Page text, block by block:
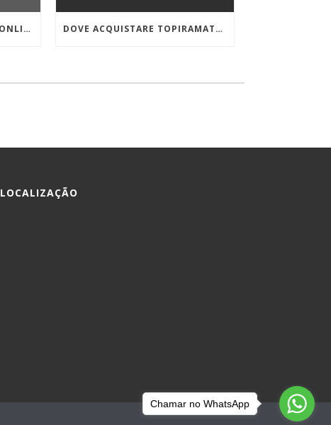
ORDINARE VIIBRYD 40 MG ONLINE A BASSO COSTO DOVE ACQUISTARE TOPIRAMATE IN EMILIA-ROMAGNA
LOCALIZAÇÃO
Chamar no WhatsApp